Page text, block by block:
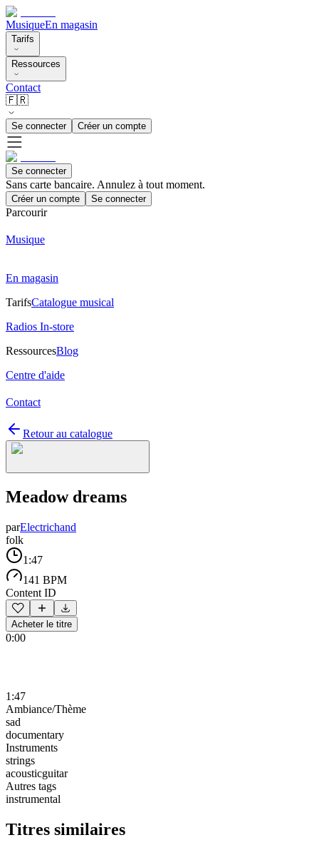
MusiqueEn magasin
Tarifs
Ressources
Contact
🇫🇷
Se connecter Créer un compte
Se connecter
Sans carte bancaire. Annulez à tout moment.
Créer un compte Se connecter
Parcourir
Musique
En magasin
TarifsCatalogue musical
Radios In-store
RessourcesBlog
Centre d'aide
Contact
Retour au catalogue
Meadow dreams
parElectrichand
folk
1:47
141 BPM
Content ID
Acheter le titre
0:00
1:47
Ambiance/Thème
sad
documentary
Instruments
strings
acousticguitar
Autres tags
instrumental
Titres similaires